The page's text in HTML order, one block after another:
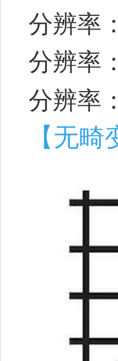
分辨率
分辨率
分辨率
【无